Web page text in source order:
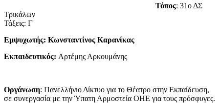
Τόπος: 31ο ΔΣ
Τρικάλων
Τάξεις: Γ'
Εμψυχωτής: Κωνσταντίνος Καρανίκας
Εκπαιδευτικός: Αρτέμης Αρκουμάνης
Οργάνωση: Πανελλήνιο Δίκτυο για το Θέατρο στην Εκπαίδευση,
σε συνεργασία με την Ύπατη Αρμοστεία ΟΗΕ για τους πρόσφυγες.